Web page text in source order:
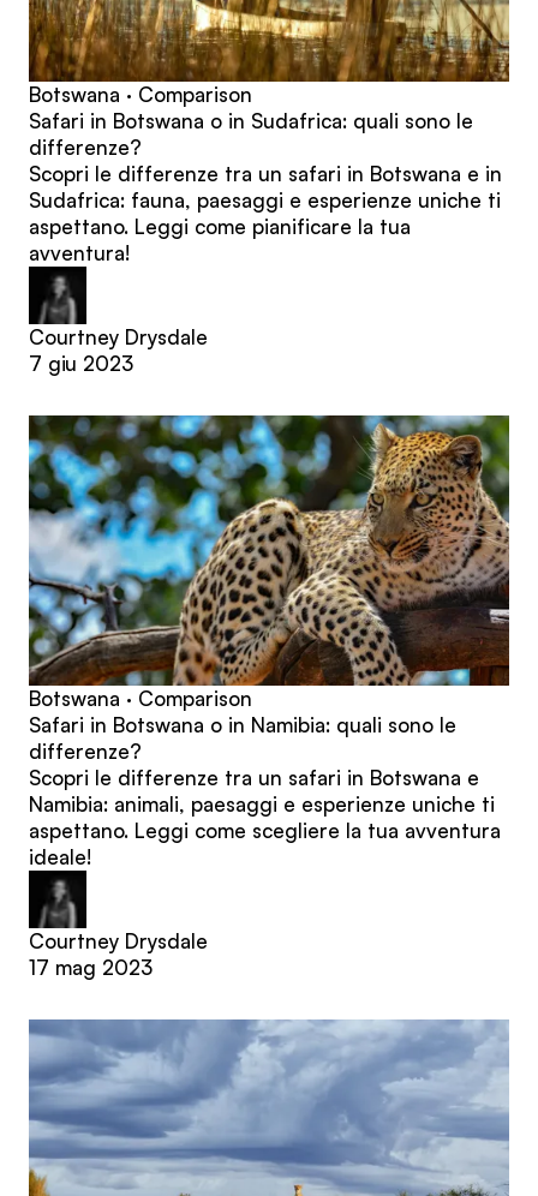
Botswana · Comparison
Safari in Botswana o in Sudafrica: quali sono le
differenze?
Scopri le differenze tra un safari in Botswana e in
Sudafrica: fauna, paesaggi e esperienze uniche ti
aspettano. Leggi come pianificare la tua
avventura!
Courtney Drysdale
7 giu 2023
Botswana · Comparison
Safari in Botswana o in Namibia: quali sono le
differenze?
Scopri le differenze tra un safari in Botswana e
Namibia: animali, paesaggi e esperienze uniche ti
aspettano. Leggi come scegliere la tua avventura
ideale!
Courtney Drysdale
17 mag 2023